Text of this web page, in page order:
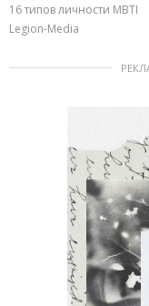
16 типов личности MBTI
Legion-Media